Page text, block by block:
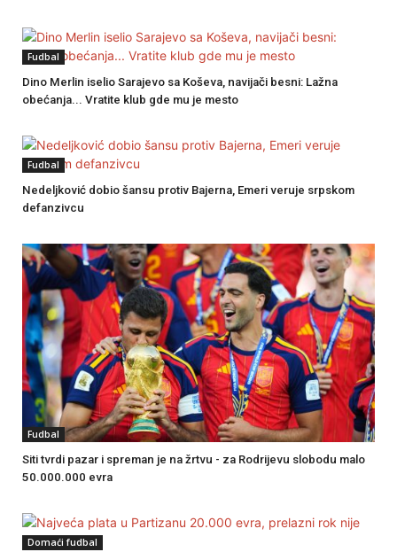
Fudbal
Dino Merlin iselio Sarajevo sa Koševa, navijači besni: Lažna
obećanja... Vratite klub gde mu je mesto
Fudbal
Nedeljković dobio šansu protiv Bajerna, Emeri veruje srpskom
defanzivcu
Fudbal
Siti tvrdi pazar i spreman je na žrtvu - za Rodrijevu slobodu malo
50.000.000 evra
Domaći fudbal